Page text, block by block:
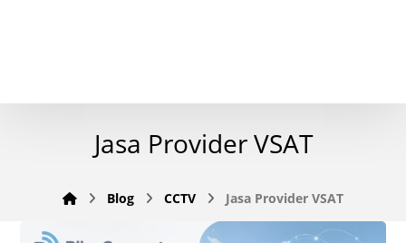
Jasa Provider VSAT
Blog CCTV Jasa Provider VSAT